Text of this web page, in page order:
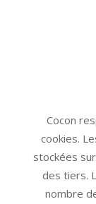
Cocon
cookies.
stockées
des tiers.
nombre